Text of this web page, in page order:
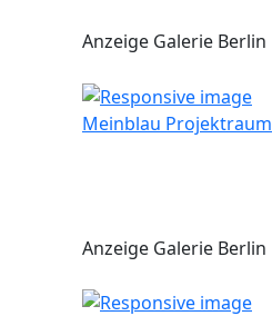
Anzeige Galerie Berlin
Meinblau Projektraum
Anzeige Galerie Berlin